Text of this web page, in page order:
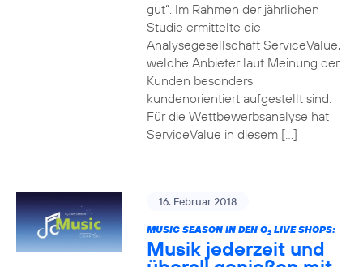
gut“. Im Rahmen der jährlichen
Studie ermittelte die
Analysegesellschaft ServiceValue,
welche Anbieter laut Meinung der
Kunden besonders
kundenorientiert aufgestellt sind.
Für die Wettbewerbsanalyse hat
ServiceValue in diesem […]
16. Februar 2018
MUSIC SEASON IN DEN O2LIVE SHOPS:
Musik jederzeit und